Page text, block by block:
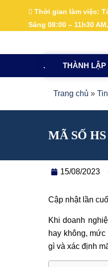
nội
Thời gian làm việc:
Sáng 08:00 – 11h30
. THÀNH LẬP
Trang chủ »
MÃ SỐ
15/08/2023
Cập nhật lần
Khi doanh
hay không,
gì và xác định